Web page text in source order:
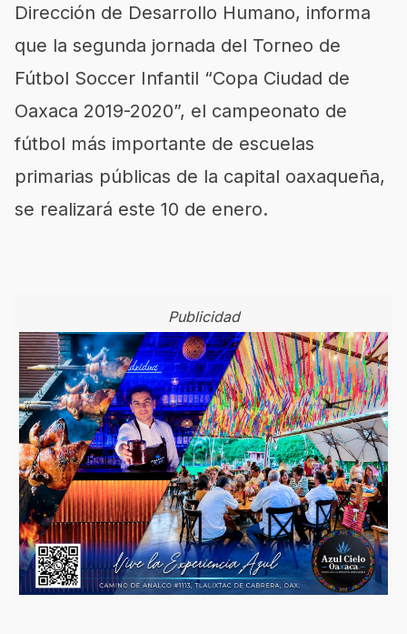
Dirección de Desarrollo Humano, informa
que la segunda jornada del Torneo de
Fútbol Soccer Infantil “Copa Ciudad de
Oaxaca 2019-2020”, el campeonato de
fútbol más importante de escuelas
primarias públicas de la capital oaxaqueña,
se realizará este 10 de enero.
Publicidad